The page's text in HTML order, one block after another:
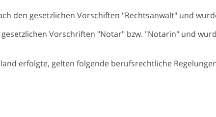
den gesetzlichen Vorschiften "Rechtsanwalt" und
Vorschriften "Notar" bzw. "Notarin" und
erfolgte, gelten folgende berufsrechtliche